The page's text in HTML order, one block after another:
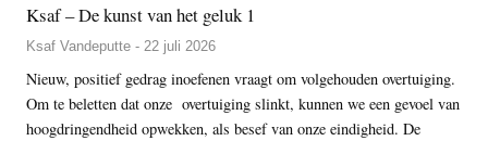
Ksaf – De kunst van het geluk 1
Ksaf Vandeputte - 22 juli 2026
Nieuw, positief gedrag inoefenen vraagt om volgehouden overtuiging.
Om te beletten dat onze overtuiging slinkt, kunnen we een gevoel van
hoogdringendheid opwekken, als besef van onze eindigheid. De